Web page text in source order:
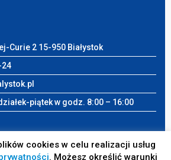
Curie 2 15-950 Białystok
24
piątek w godz. 8:00 – 16:00
cookies w celu realizacji usług
. Możesz określić warunki